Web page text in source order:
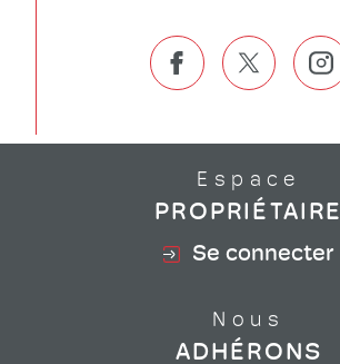
Espace
PROPRIÉTAIRE
Se connecter
Nous
ADHÉRONS